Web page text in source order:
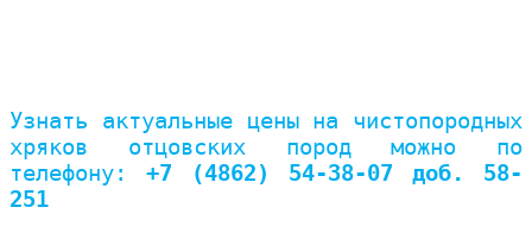
Узнать актуальные цены на чистопородных
хряков отцовских пород можно по
телефону: +7 (4862) 54-38-07 доб. 58-
251